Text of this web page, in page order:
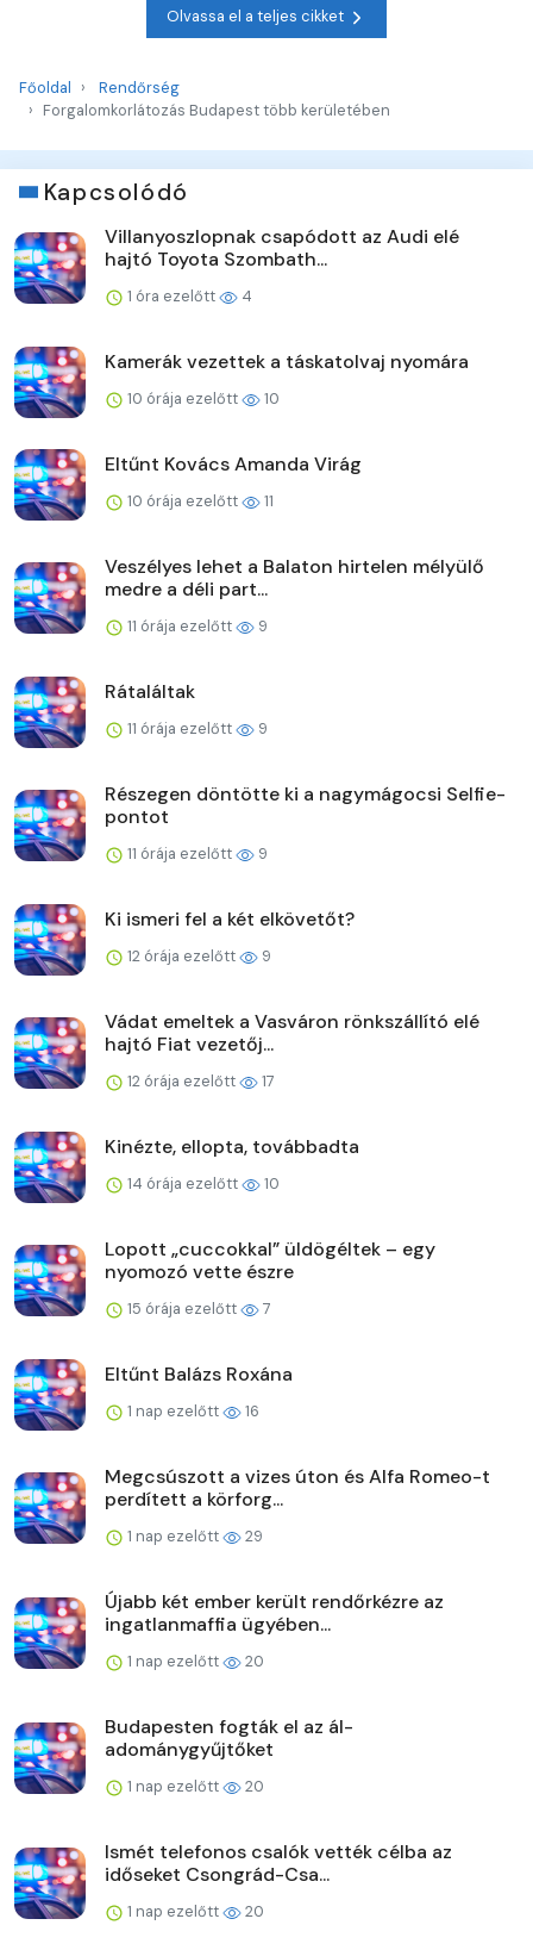
Olvassa el a teljes cikket
Főoldal
Rendőrség
Forgalomkorlátozás Budapest több kerületében
Kapcsolódó
Villanyoszlopnak csapódott az Audi elé
hajtó Toyota Szombath...
1 óra ezelőtt 4
Kamerák vezettek a táskatolvaj nyomára
10 órája ezelőtt 10
Eltűnt Kovács Amanda Virág
10 órája ezelőtt 11
Veszélyes lehet a Balaton hirtelen mélyülő
medre a déli part...
11 órája ezelőtt 9
Rátaláltak
11 órája ezelőtt 9
Részegen döntötte ki a nagymágocsi Selfie-
pontot
11 órája ezelőtt 9
Ki ismeri fel a két elkövetőt?
12 órája ezelőtt 9
Vádat emeltek a Vasváron rönkszállító elé
hajtó Fiat vezetőj...
12 órája ezelőtt 17
Kinézte, ellopta, továbbadta
14 órája ezelőtt 10
Lopott „cuccokkal” üldögéltek – egy
nyomozó vette észre
15 órája ezelőtt 7
Eltűnt Balázs Roxána
1 nap ezelőtt 16
Megcsúszott a vizes úton és Alfa Romeo-t
perdített a körforg...
1 nap ezelőtt 29
Újabb két ember került rendőrkézre az
ingatlanmaffia ügyében...
1 nap ezelőtt 20
Budapesten fogták el az ál-
adománygyűjtőket
1 nap ezelőtt 20
Ismét telefonos csalók vették célba az
időseket Csongrád-Csa...
1 nap ezelőtt 20